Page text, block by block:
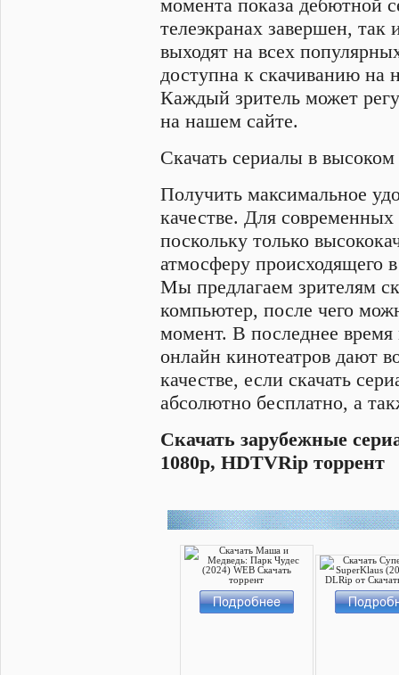
момента показа дебютной
телеэкранах завершен,
выходят на всех
доступна к скачиванию на
Каждый зритель может
на нашем сайте.
Скачать сериалы в высоком
Получить максимальное
качестве. Для
поскольку только
атмосферу происходящего
Мы предлагаем зрителям
компьютер, после чего
момент. В последнее
онлайн кинотеатров дают
качестве, если скачать
абсолютно бесплатно, а
Cкачать зарубежные
1080p, HDTVRip торрент